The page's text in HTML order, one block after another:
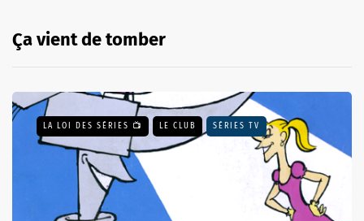
Ça vient de tomber
LA LOI DES SÉRIES 📺 LE CLUB SÉRIES TV